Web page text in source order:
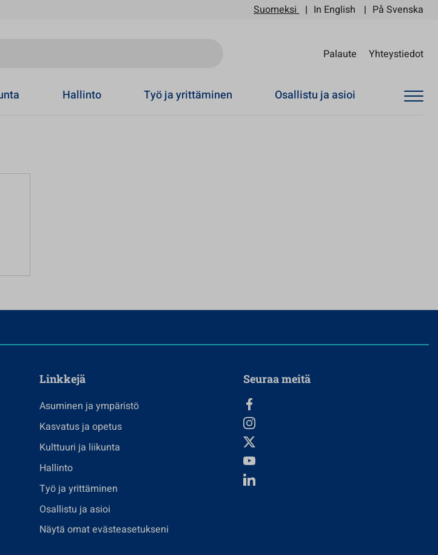
Suomeksi In English På Svenska
Palaute Yhteystiedot
Hallinto Työ ja yrittäminen Osallistu ja asioi
Linkkejä
Asuminen ja ympäristö
Kasvatus ja opetus
Kulttuuri ja liikunta
Hallinto
Työ ja yrittäminen
Osallistu ja asioi
Näytä omat evästeasetukseni
Seuraa meitä